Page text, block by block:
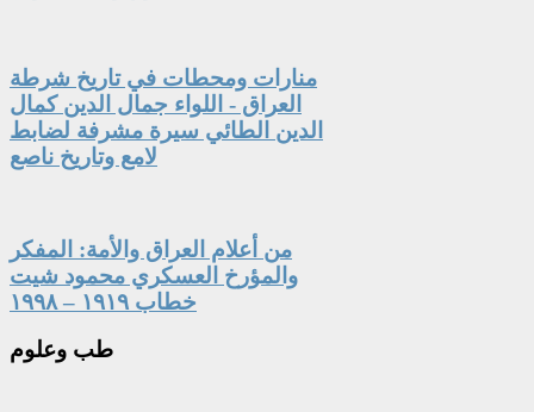
منارات ومحطات في تاريخ شرطة
العراق - اللواء جمال الدين كمال
الدين الطائي سيرة مشرفة لضابط
لامع وتاريخ ناصع
من أعلام العراق والأمة: المفكر
والمؤرخ العسكري محمود شيت
خطاب ١٩١٩ – ١٩٩٨
طب وعلوم